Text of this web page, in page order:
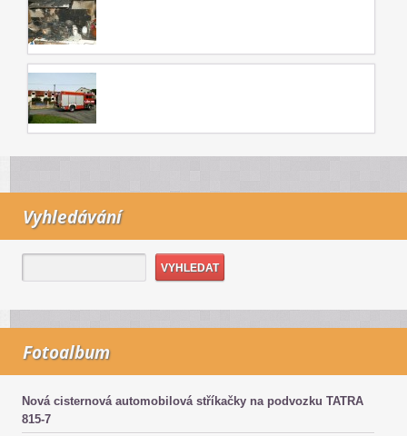
Vyhledávání
Fotoalbum
Nová cisternová automobilová stříkačky na podvozku TATRA
815-7